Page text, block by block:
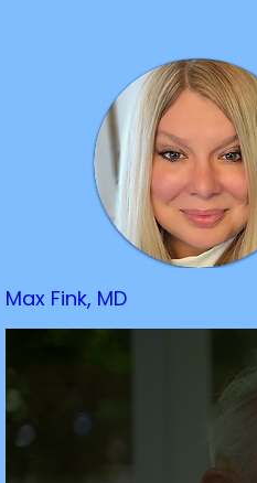
Max Fink, MD